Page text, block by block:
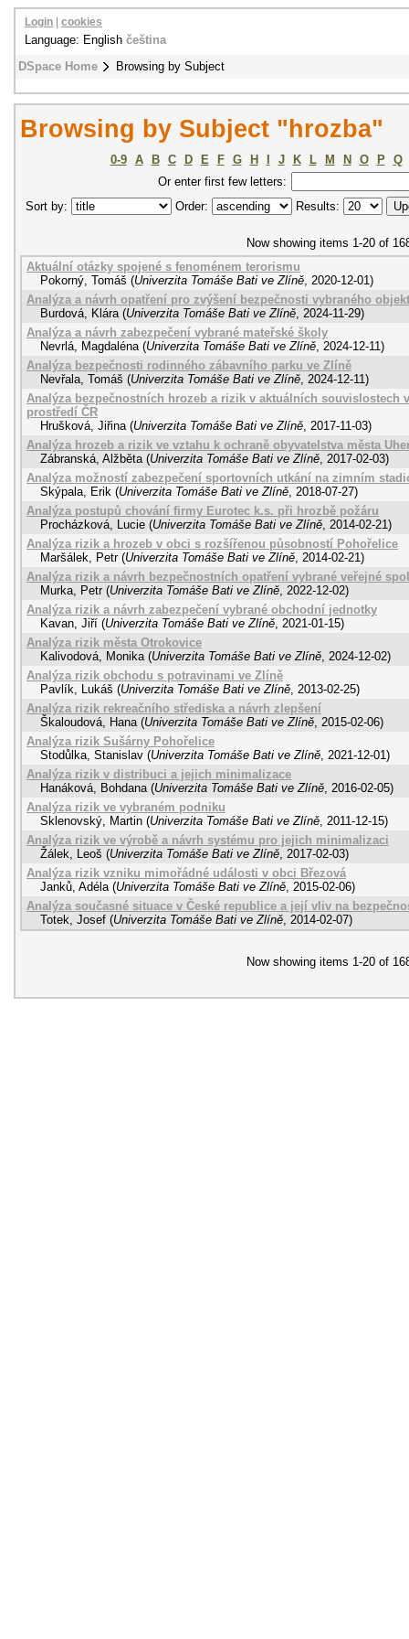
DSpace Home Browsing by Subject
Login cookies
Language: English čeština
Browsing by Subject "hrozba"
0-9 A B C D E F G H J K L M N O P
Q
Or enter first few letters:
Sort by:
Order: Results:
Now showing items 1-20 of
Aktuální otázky spojené s fenoménem terorismu
Pokorný, Tomáš (Univerzita Tomáše Bati ve Zlíně, 2020-12-01)
Analýza a návrh opatření pro zvýšení bezpečnosti vybraného
Burdová, Klára (Univerzita Tomáše Bati ve Zlíně, 2024-11-29)
Analýza a návrh zabezpečení vybrané mateřské školy
Nevrlá, Magdaléna (Univerzita Tomáše Bati ve Zlíně, 2024-12-11)
Analýza bezpečnosti rodinného zábavního parku ve Zlíně
Nevřala, Tomáš (Univerzita Tomáše Bati ve Zlíně, 2024-12-11)
Analýza bezpečnostních hrozeb a rizik v aktuálních souvislostech
prostředí ČR
Hrušková, Jiřina (Univerzita Tomáše Bati ve Zlíně, 2017-11-03)
Analýza hrozeb a rizik ve vztahu k ochraně obyvatelstva města
Zábranská, Alžběta (Univerzita Tomáše Bati ve Zlíně, 2017-02-03)
Analýza možností zabezpečení sportovních utkání na zimním
Skýpala, Erik (Univerzita Tomáše Bati ve Zlíně, 2018-07-27)
Analýza postupů chování firmy Eurotec k.s. při hrozbě požáru
Procházková, Lucie (Univerzita Tomáše Bati ve Zlíně, 2014-02-21)
Analýza rizik a hrozeb v obci s rozšířenou působností Pohořelice
Maršálek, Petr (Univerzita Tomáše Bati ve Zlíně, 2014-02-21)
Analýza rizik a návrh bezpečnostních opatření vybrané veřejné
Murka, Petr (Univerzita Tomáše Bati ve Zlíně, 2022-12-02)
Analýza rizik a návrh zabezpečení vybrané obchodní jednotky
Kavan, Jiří (Univerzita Tomáše Bati ve Zlíně, 2021-01-15)
Analýza rizik města Otrokovice
Kalivodová, Monika (Univerzita Tomáše Bati ve Zlíně, 2024-12-02)
Analýza rizik obchodu s potravinami ve Zlíně
Pavlík, Lukáš (Univerzita Tomáše Bati ve Zlíně, 2013-02-25)
Analýza rizik rekreačního střediska a návrh zlepšení
Škaloudová, Hana (Univerzita Tomáše Bati ve Zlíně, 2015-02-06)
Analýza rizik Sušárny Pohořelice
Stodůlka, Stanislav (Univerzita Tomáše Bati ve Zlíně, 2021-12-01)
Analýza rizik v distribuci a jejich minimalizace
Hanáková, Bohdana (Univerzita Tomáše Bati ve Zlíně, 2016-02-05)
Analýza rizik ve vybraném podniku
Sklenovský, Martin (Univerzita Tomáše Bati ve Zlíně, 2011-12-15)
Analýza rizik ve výrobě a návrh systému pro jejich minimalizaci
Žálek, Leoš (Univerzita Tomáše Bati ve Zlíně, 2017-02-03)
Analýza rizik vzniku mimořádné události v obci Březová
Janků, Adéla (Univerzita Tomáše Bati ve Zlíně, 2015-02-06)
Analýza současné situace v České republice a její vliv na
Totek, Josef (Univerzita Tomáše Bati ve Zlíně, 2014-02-07)
Now showing items 1-20 of